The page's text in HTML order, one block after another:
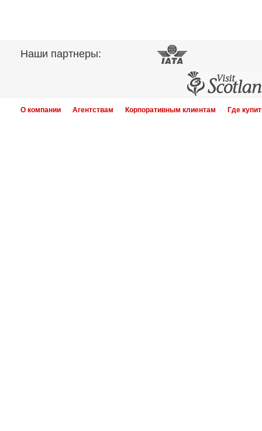
Наши партнеры:
О компании Агентствам Корпоративным клиентам Где